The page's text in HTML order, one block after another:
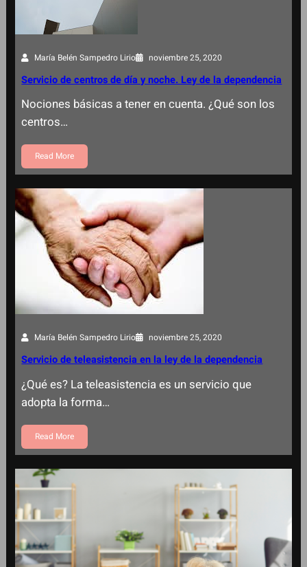
María Belén Sampedro Lirio noviembre 25, 2020
Servicio de centros de día y noche. Ley de la dependencia
Nociones básicas a tener en cuenta. ¿Qué son los
centros…
Read More
María Belén Sampedro Lirio noviembre 25, 2020
Servicio de teleasistencia en la ley de la dependencia
¿Qué es? La teleasistencia es un servicio que
adopta la forma…
Read More